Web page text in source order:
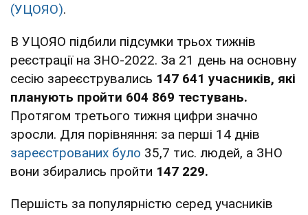
(УЦОЯО).
В УЦОЯО підбили підсумки трьох тижнів
реєстрації на ЗНО-2022. За 21 день на основну
сесію зареєструвались 147 641 учасників, які
планують пройти 604 869 тестувань.
Протягом третього тижня цифри значно
зросли. Для порівняння: за перші 14 днів
зареєстрованих було 35,7 тис. людей, а ЗНО
вони збирались пройти 147 229.
Першість за популярністю серед учасників